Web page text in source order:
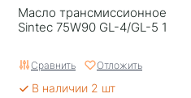
Масло трансмиссионное
Sintec 75W90 GL-4/GL-5 1
Сравнить Отложить
В наличии 2 шт